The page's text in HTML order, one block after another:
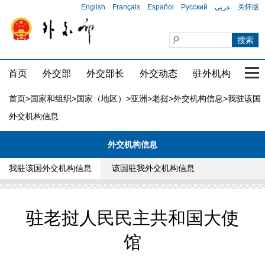
English Français Español Русский عربي 关怀版
首页 外交部 外交部长 外交动态 驻外机构 国
首页>国家和组织>国家（地区） >亚洲>老挝>外交机构信息>我驻该国
外交机构信息
外交机构信息
我驻该国外交机构信息 该国驻我外交机构信息
驻老挝人民民主共和国大使
馆